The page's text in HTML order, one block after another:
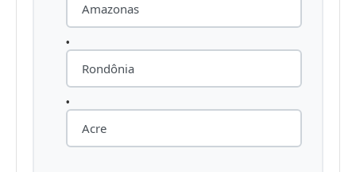
Amazonas
Rondônia
Acre